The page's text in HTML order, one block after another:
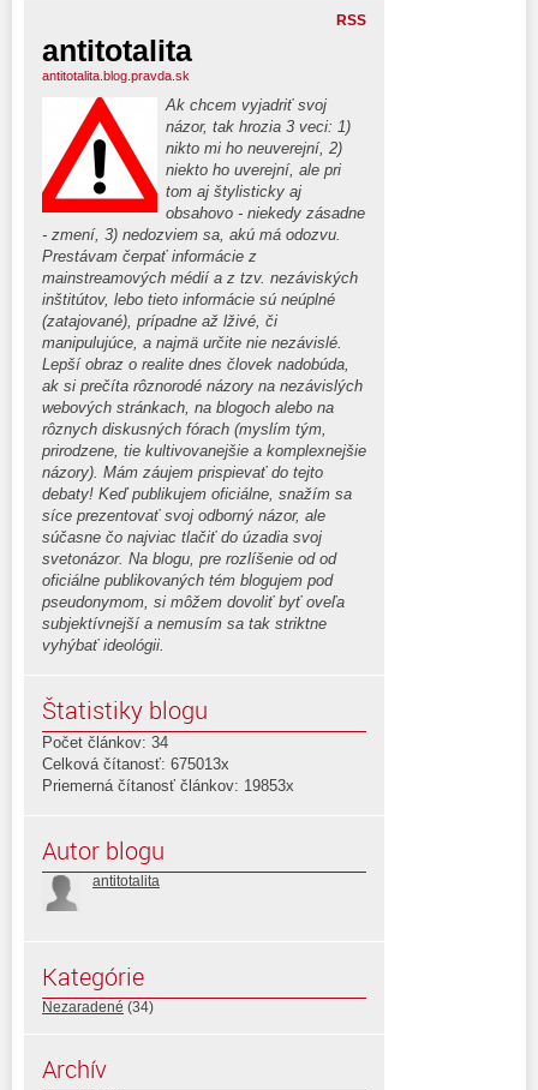
RSS
antitotalita
antitotalita.blog.pravda.sk
Ak chcem vyjadriť svoj
názor, tak hrozia 3 veci: 1)
nikto mi ho neuverejní, 2)
niekto ho uverejní, ale pri
tom aj štylisticky aj
obsahovo - niekedy zásadne
- zmení, 3) nedozviem sa, akú má odozvu.
Prestávam čerpať informácie z
mainstreamových médií a z tzv. nezáviských
inštitútov, lebo tieto informácie sú neúplné
(zatajované), prípadne až lživé, či
manipulujúce, a najmä určite nie nezávislé.
Lepší obraz o realite dnes človek nadobúda,
ak si prečíta rôznorodé názory na nezávislých
webových stránkach, na blogoch alebo na
rôznych diskusných fórach (myslím tým,
prirodzene, tie kultivovanejšie a komplexnejšie
názory). Mám záujem prispievať do tejto
debaty! Keď publikujem oficiálne, snažím sa
síce prezentovať svoj odborný názor, ale
súčasne čo najviac tlačiť do úzadia svoj
svetonázor. Na blogu, pre rozlíšenie od od
oficiálne publikovaných tém blogujem pod
pseudonymom, si môžem dovoliť byť oveľa
subjektívnejší a nemusím sa tak striktne
vyhýbať ideológii.
Štatistiky blogu
Počet článkov: 34
Celková čítanosť: 675013x
Priemerná čítanosť článkov: 19853x
Autor blogu
antitotalita
Kategórie
Nezaradené (34)
Archív